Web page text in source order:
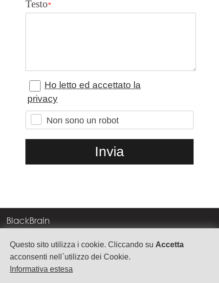
Questo sito utilizza i cookie. Cliccando su Accetta
acconsenti nell`utilizzo dei Cookie.
Informativa estesa
Testo*
Ho letto ed accettato la
privacy
Non sono un robot
BlackBrain
Corso Milano, 83
37138 Verona